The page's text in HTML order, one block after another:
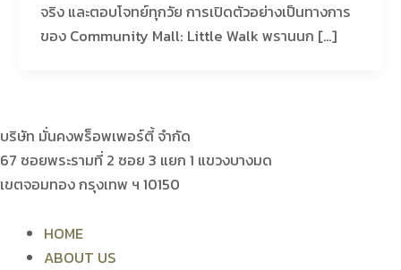
จริง และตอบโจทย์ทุกวัย การเปิดตัวอย่างเป็นทางการ
ของ Community Mall: Little Walk พรานนก […]
บริษัท มั่นคงพร็อพเพอร์ตี้ จำกัด
67 ซอยพระรามที่ 2 ซอย 3 แยก 1 แขวงบางมด
เขตจอมทอง กรุงเทพ ฯ 10150
HOME
ABOUT US